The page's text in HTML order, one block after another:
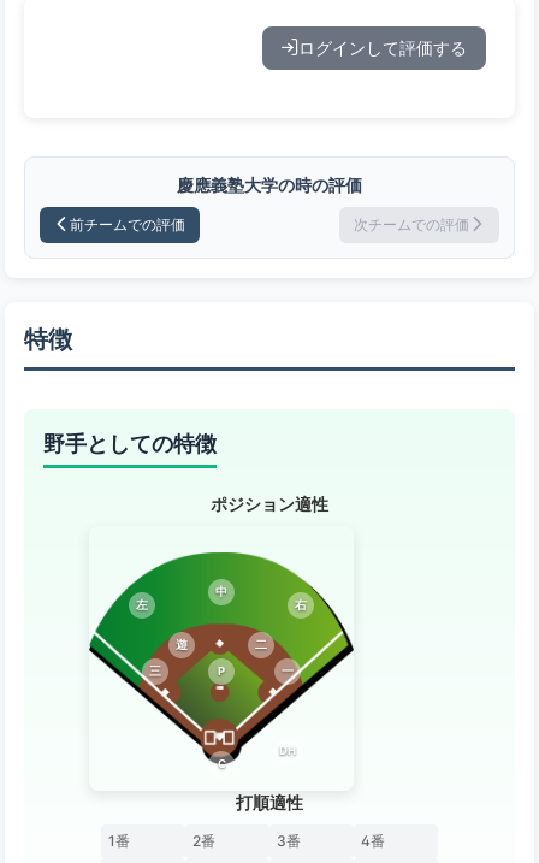
ログインして評価する
慶應義塾大学の時の評価
前チームでの評価 次チームでの評価
特徴
野手としての特徴
ポジション適性
P
C
一
二
三
遊
左
中
右
DH
打順適性
1番 2番 3番
4番